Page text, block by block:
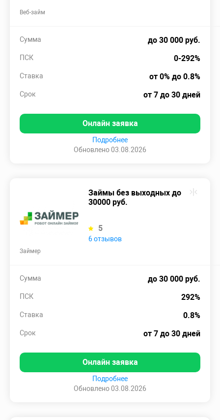
Веб-займ
до 30 000 руб.
Сумма
0-292%
ПСК
от 0% до 0.8%
Ставка
от 7 до 30 дней
Срок
Онлайн заявка
Подробнее
Обновлено 03.08.2026
Займер
Займы без выходных до
30000 руб.
5
6 отзывов
до 30 000 руб.
Сумма
292%
ПСК
0.8%
Ставка
от 7 до 30 дней
Срок
Онлайн заявка
Подробнее
Обновлено 03.08.2026